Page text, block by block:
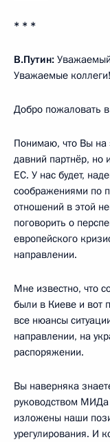
* * *
В.Путин:
Уважаемые коллеги!
Добро пожаловать
Понимаю, что Вы на
давний партнёр, но
ЕС. У нас будет,
соображениями по
отношений в этой
поговорить о
европейского
направлении.
Мне известно, что
были в Киеве и вот
все нюансы
направлении, на
распоряжении.
Вы наверняка
руководством
изложены наши
урегулирования. И